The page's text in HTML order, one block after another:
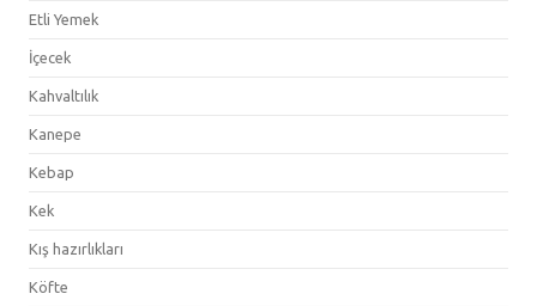
Etli Yemek
İçecek
Kahvaltılık
Kanepe
Kebap
Kek
Kış hazırlıkları
Köfte